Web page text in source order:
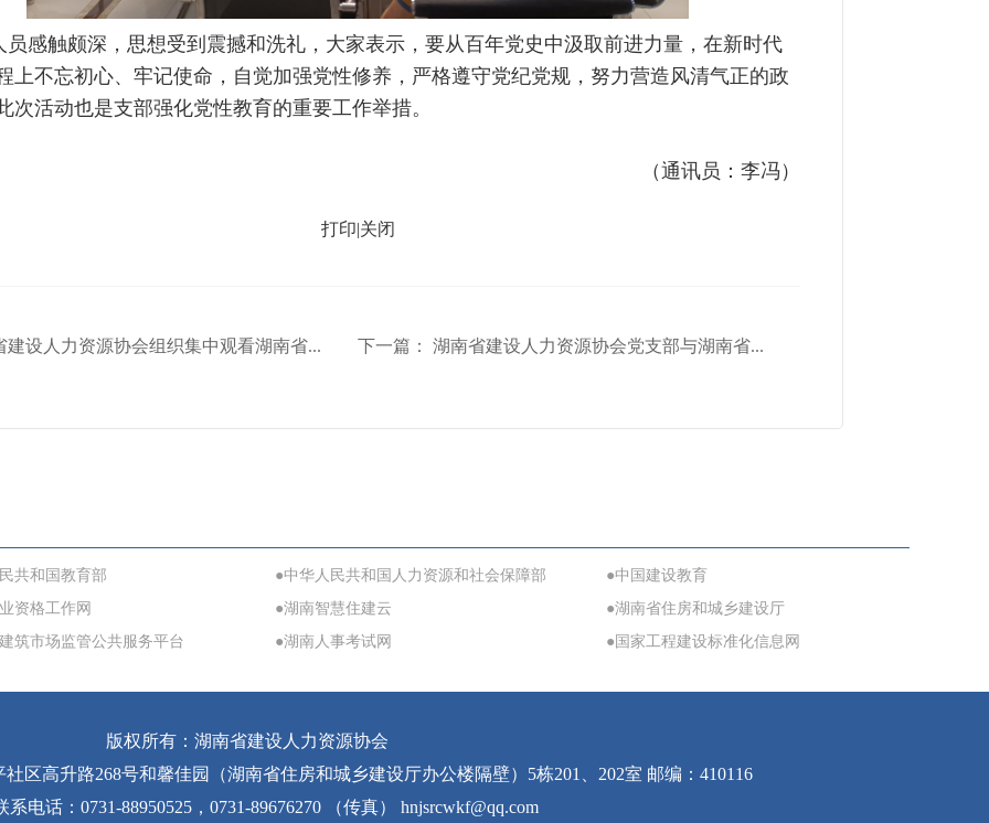
触颇深，思想受到震撼和洗礼，大家表示，要从百年党史中汲取前进力量，在新时代
上不忘初心、牢记使命，自觉加强党性修养，严格遵守党纪党规，努力营造风清气正的政
次活动也是支部强化党性教育的重要工作举措。
（通讯员：李冯）
打印|关闭
建设人力资源协会组织集中观看湖南省... 下一篇： 湖南省建设人力资源协会党支部与湖南省...
共和国教育部 ●中华人民共和国人力资源和社会保障部
●中国建设教育
资格工作网
●湖南智慧住建云
●湖南省住房和城乡建设厅
筑市场监管公共服务平台
●湖南人事考试网 ●国家工程建设标准化信息网
版权所有：湖南省建设人力资源协会
区高升路268号和馨佳园（湖南省住房和城乡建设厅办公楼隔壁）5栋201、202室 邮编：410116
系电话：0731-88950525，0731-89676270 （传真） hnjsrcwkf@qq.com